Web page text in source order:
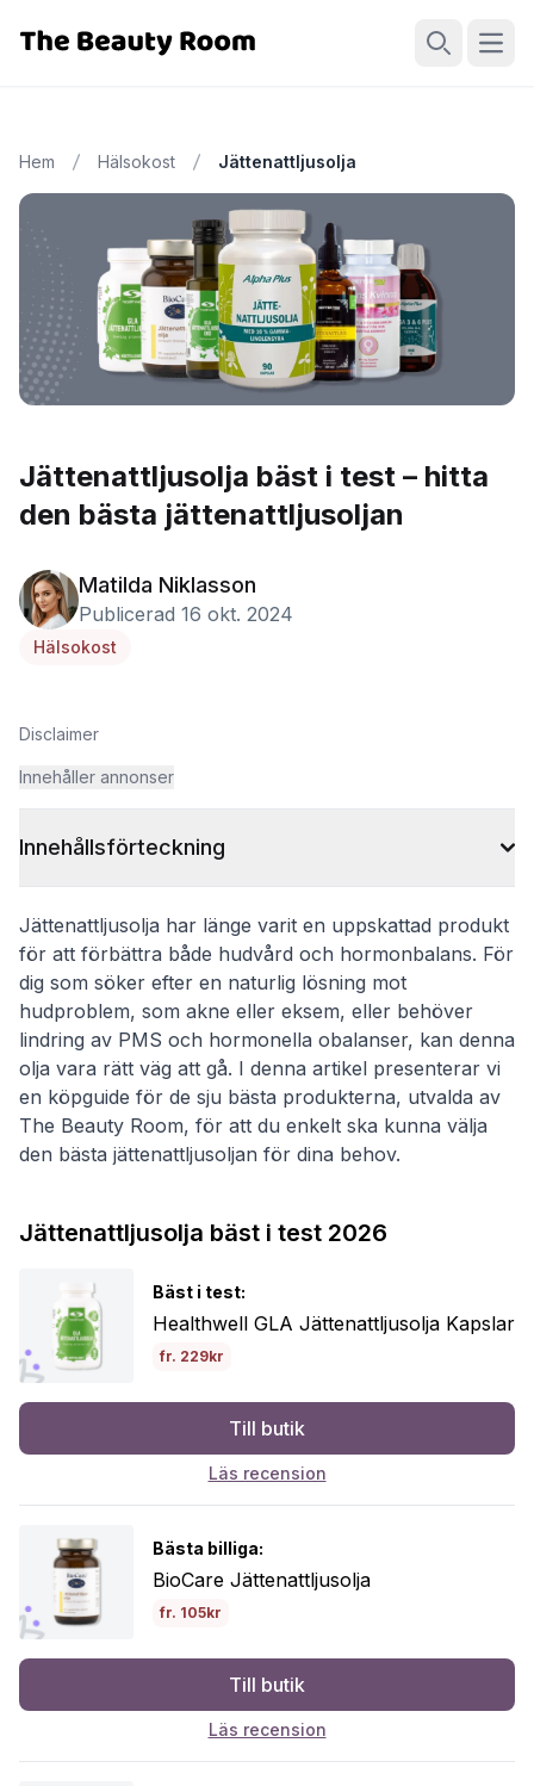
Hem Hälsokost Jättenattljusolja
Jättenattljusolja bäst i test – hitta
den bästa jättenattljusoljan
Matilda Niklasson
Publicerad 16 okt. 2024
Hälsokost
Disclaimer
Innehåller annonser
Innehållsförteckning
Jättenattljusolja har länge varit en uppskattad produkt
för att förbättra både hudvård och hormonbalans. För
dig som söker efter en naturlig lösning mot
hudproblem, som akne eller eksem, eller behöver
lindring av PMS och hormonella obalanser, kan denna
olja vara rätt väg att gå. I denna artikel presenterar vi
en köpguide för de sju bästa produkterna, utvalda av
The Beauty Room, för att du enkelt ska kunna välja
den bästa jättenattljusoljan för dina behov.
Jättenattljusolja bäst i test 2026
Bäst i test:
Healthwell GLA Jättenattljusolja Kapslar
fr. 229kr
Till butik
Läs recension
Bästa billiga:
BioCare Jättenattljusolja
fr. 105kr
Till butik
Läs recension